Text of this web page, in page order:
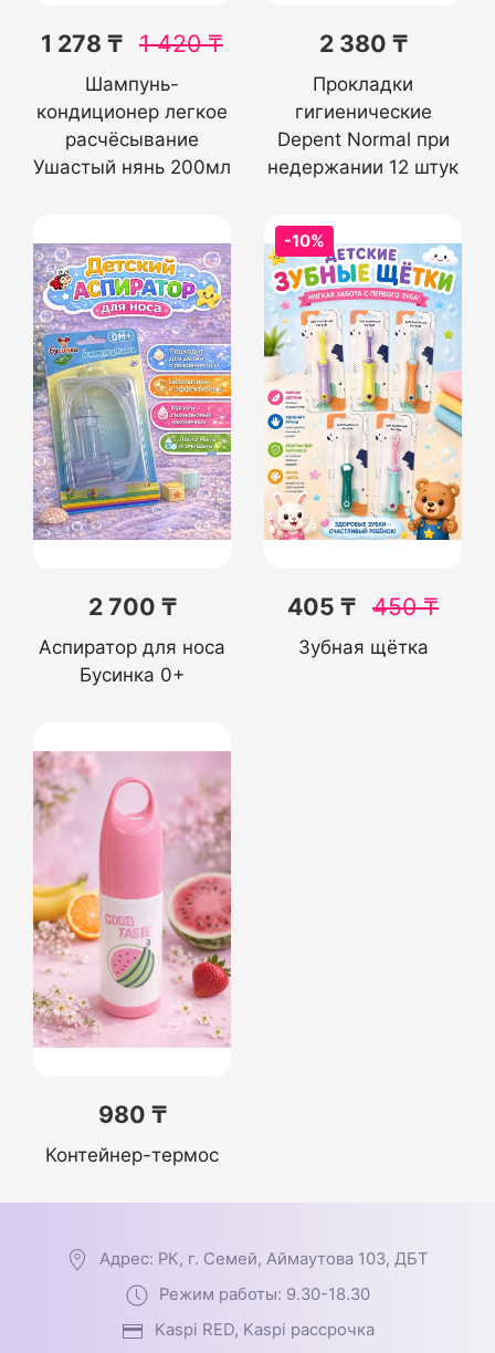
1 278 ₸ 1 420₸
Шампунь-
кондиционер легкое
расчёсывание
Ушастый нянь 200мл
2 380 ₸
Прокладки
гигиенические
Depent Normal при
недержании 12 штук
2 700 ₸
Аспиратор для носа
Бусинка 0+
-10%
405 ₸ 450₸
Зубная щётка
980 ₸
Контейнер-термос
Адрес: РК, г. Семей, Аймаутова 103, ДБТ
Режим работы: 9.30-18.30
Kaspi RED, Kaspi рассрочка